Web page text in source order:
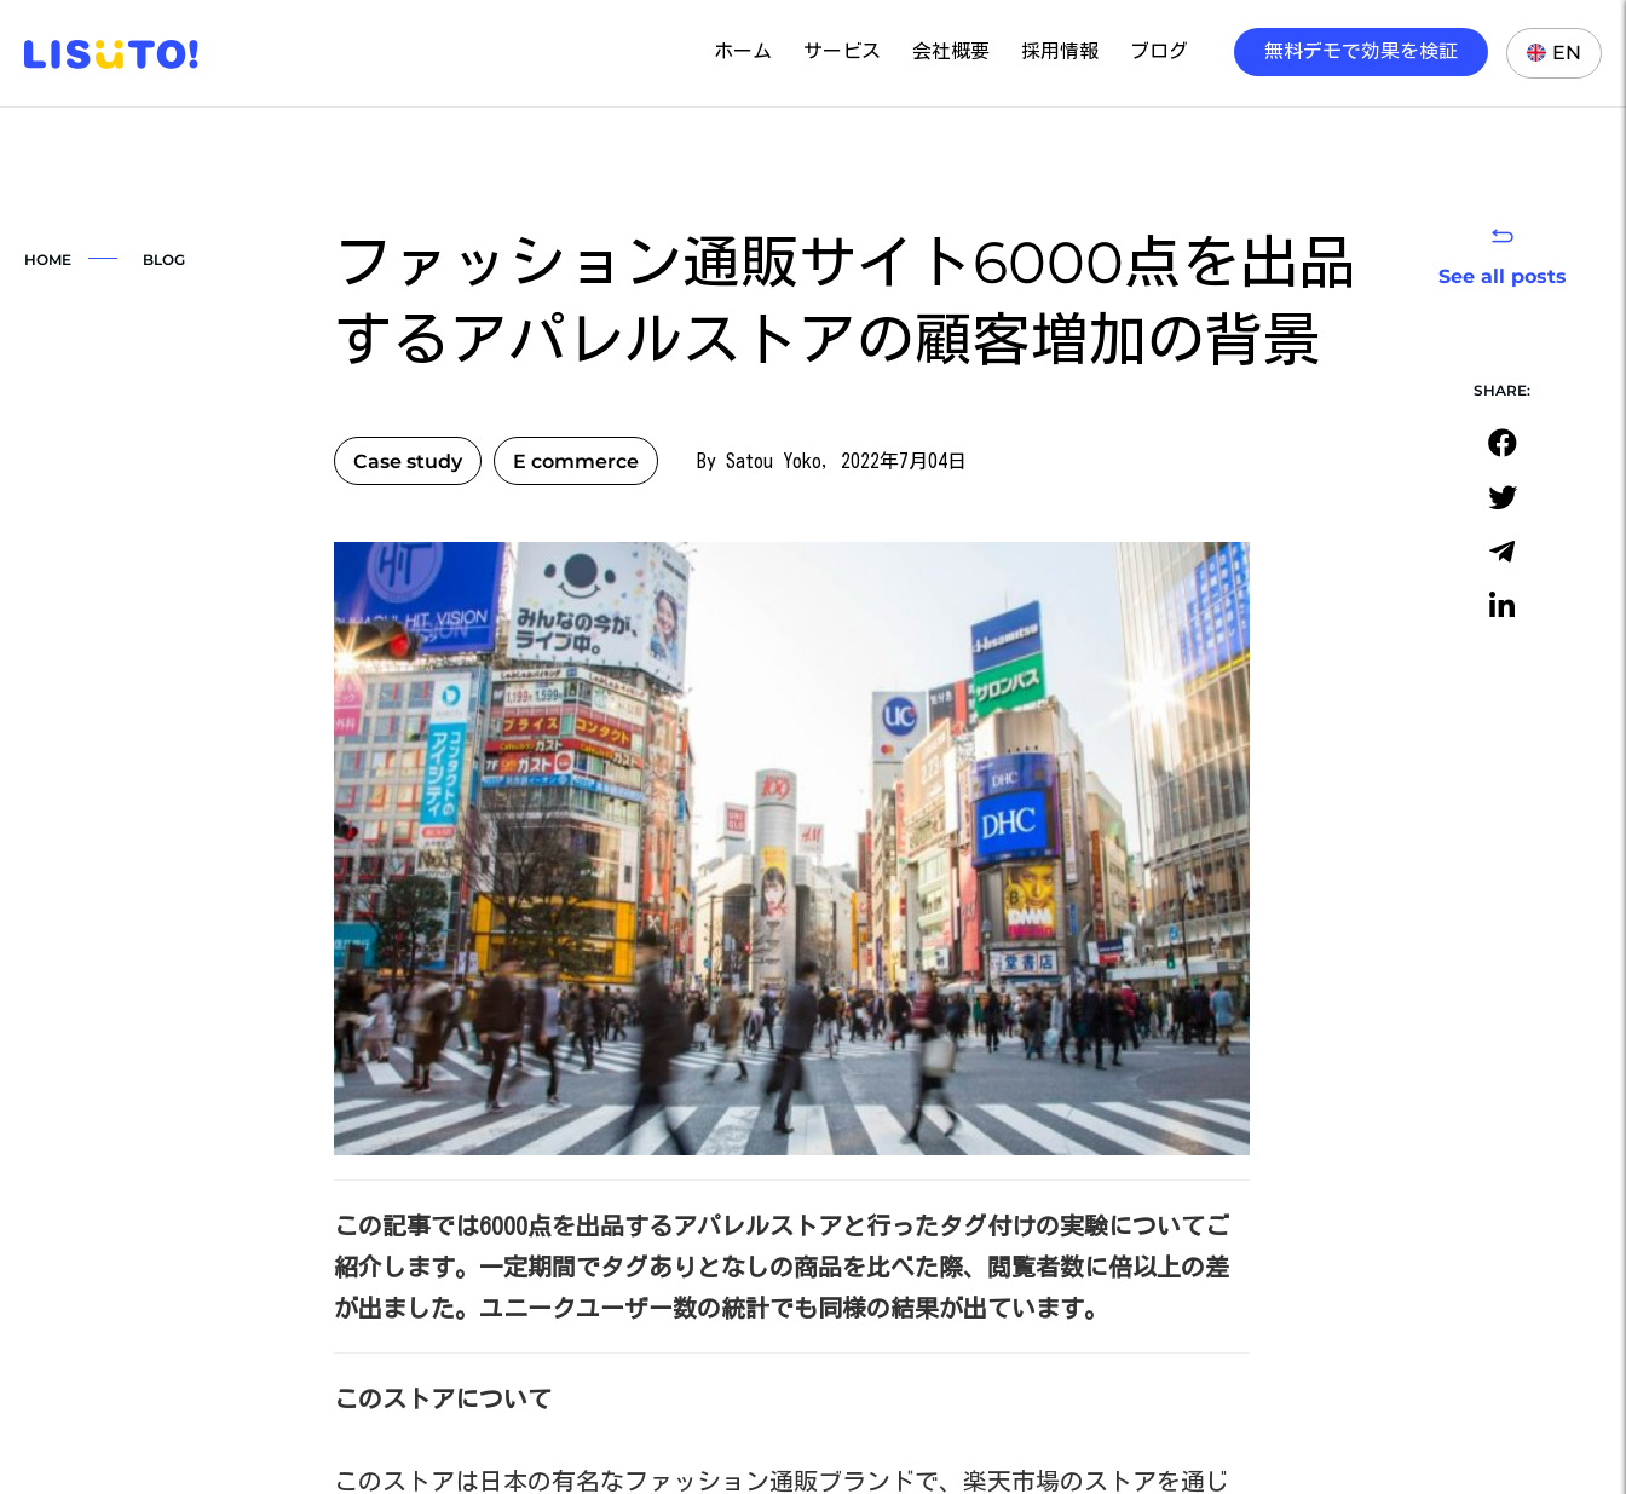
ホーム サービス 会社概要 採用情報 ブログ 無料デモで効果を検証 EN
HOME BLOG
ファッション通販サイト6000点を出品
するアパレルストアの顧客増加の背景
Case study E commerce By Satou Yoko, 2022年7月04日
この記事では6000点を出品するアパレルストアと行ったタグ付けの実験についてご
紹介します。一定期間でタグありとなしの商品を比べた際、閲覧者数に倍以上の差
が出ました。ユニークユーザー数の統計でも同様の結果が出ています。
このストアについて
このストアは日本の有名なファッション通販ブランドで、楽天市場のストアを通じ
See all posts
SHARE: